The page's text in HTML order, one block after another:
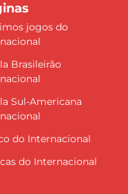
jogos do
Brasileirão
Sul-Americana
do Internacional
do Internacional